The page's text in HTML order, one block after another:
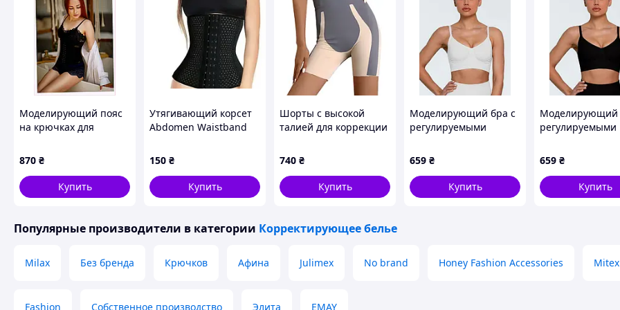
XS - до 60 см.
S - 60-66 см
M - 66-72 см
L - 72-79 см
XL - 79-86 см
XXL - 86-96 см
4XL - 103-110 см
5XL - 110-116 см
Похожие товары по характеристикам
Моделирующий пояс
на крючках для
71-77 см, 66P2380PB3
870 ₴
Купить
Утягивающий корсет
Abdomen Waistband
3XL
150 ₴
Купить
Шорты с высокой
талией для коррекции
из легкого бесшовного
нейлона
740 ₴
Купить
Моделирующий бра с
регулируемыми
SHAPEWEAR white, S/M
659 ₴
Купить
Моделирующий
регулируемыми
SHAPEWEAR
659 ₴
Купить
Популярные производители в категории Корректирующее белье
Milax Без бренда Крючков Афина Julimex No brand Honey Fashion Accessories Mitex
Fashion Собственное производство Элита EMAY